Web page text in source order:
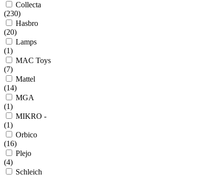
Collecta
(230)
Hasbro
(20)
Lamps
(1)
MAC Toys
(7)
Mattel
(14)
MGA
(1)
MIKRO -
(1)
Orbico
(16)
Plejo
(4)
Schleich